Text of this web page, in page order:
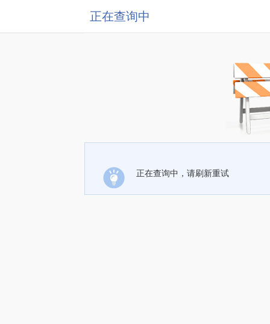
正在查询中
正在查询中，请刷新重试